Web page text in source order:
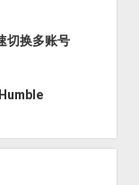
切换多账号